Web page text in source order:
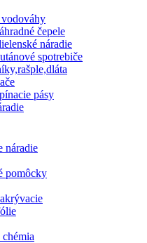
čepele
náradie
spotrebiče
pásy
náradie
pomôcky
chémia